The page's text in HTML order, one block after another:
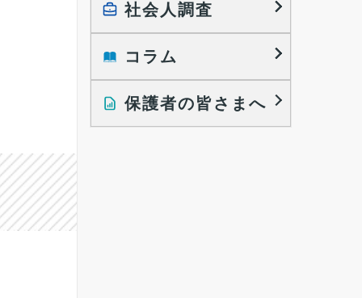
働きたい組織の特徴
大学生の地域間移動レポート
就職活動に関するレポート
社会人調査
就職活動と入社後の就業
コラム
インタビュー記事
保護者の皆さまへ